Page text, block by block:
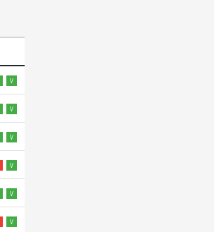
V
V
V
V
V
V